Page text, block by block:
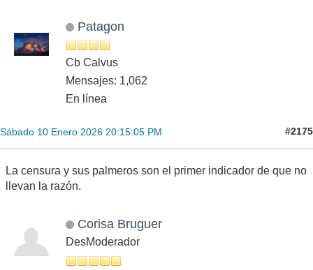
Patagon
Cb Calvus
Mensajes: 1,062
En línea
Sábado 10 Enero 2026 20:15:05 PM #2175
La censura y sus palmeros son el primer indicador de que no
llevan la razón.
Corisa Bruguer
DesModerador